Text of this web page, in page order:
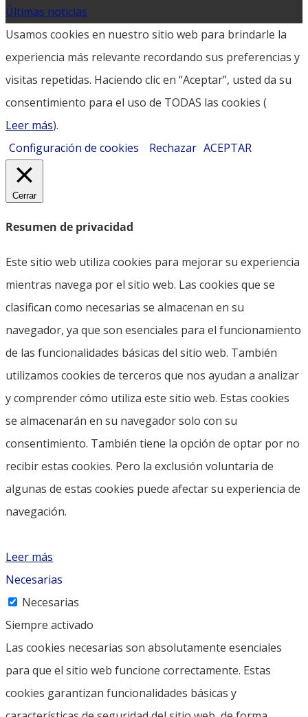
Últimas noticias
Usamos cookies en nuestro sitio web para brindarle la
experiencia más relevante recordando sus preferencias y
visitas repetidas. Haciendo clic en “Aceptar”, usted da su
consentimiento para el uso de TODAS las cookies (
Leer más).
Configuración de cookies
Rechazar ACEPTAR
Cerrar
Resumen de privacidad
Este sitio web utiliza cookies para mejorar su experiencia
mientras navega por el sitio web. Las cookies que se
clasifican como necesarias se almacenan en su
navegador, ya que son esenciales para el funcionamiento
de las funcionalidades básicas del sitio web. También
utilizamos cookies de terceros que nos ayudan a analizar
y comprender cómo utiliza este sitio web. Estas cookies
se almacenarán en su navegador solo con su
consentimiento. También tiene la opción de optar por no
recibir estas cookies. Pero la exclusión voluntaria de
algunas de estas cookies puede afectar su experiencia de
navegación.
Leer más
Necesarias
Necesarias
Siempre activado
Las cookies necesarias son absolutamente esenciales
para que el sitio web funcione correctamente. Estas
cookies garantizan funcionalidades básicas y